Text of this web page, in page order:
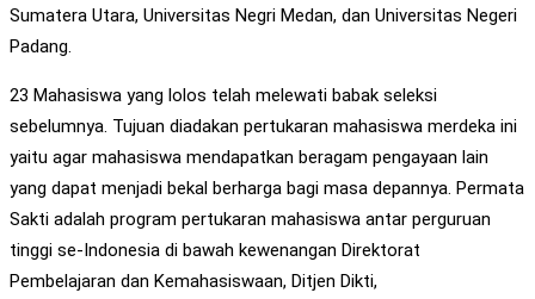
Sumatera Utara, Universitas Negri Medan, dan Universitas Negeri
Padang.
23 Mahasiswa yang lolos telah melewati babak seleksi
sebelumnya. Tujuan diadakan pertukaran mahasiswa merdeka ini
yaitu agar mahasiswa mendapatkan beragam pengayaan lain
yang dapat menjadi bekal berharga bagi masa depannya. Permata
Sakti adalah program pertukaran mahasiswa antar perguruan
tinggi se-Indonesia di bawah kewenangan Direktorat
Pembelajaran dan Kemahasiswaan, Ditjen Dikti,